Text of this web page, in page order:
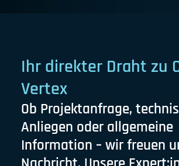
Ihr direkter Draht zu
Vertex
Ob Projektanfrage,
Anliegen oder allgemeine
Information – wir freuen